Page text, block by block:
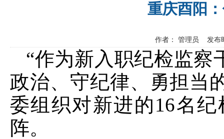
重庆酉阳
作者： 管理员 发布
“作为新入职纪检监察
政治、守纪律、勇担当
委组织对新进的16名
阵。